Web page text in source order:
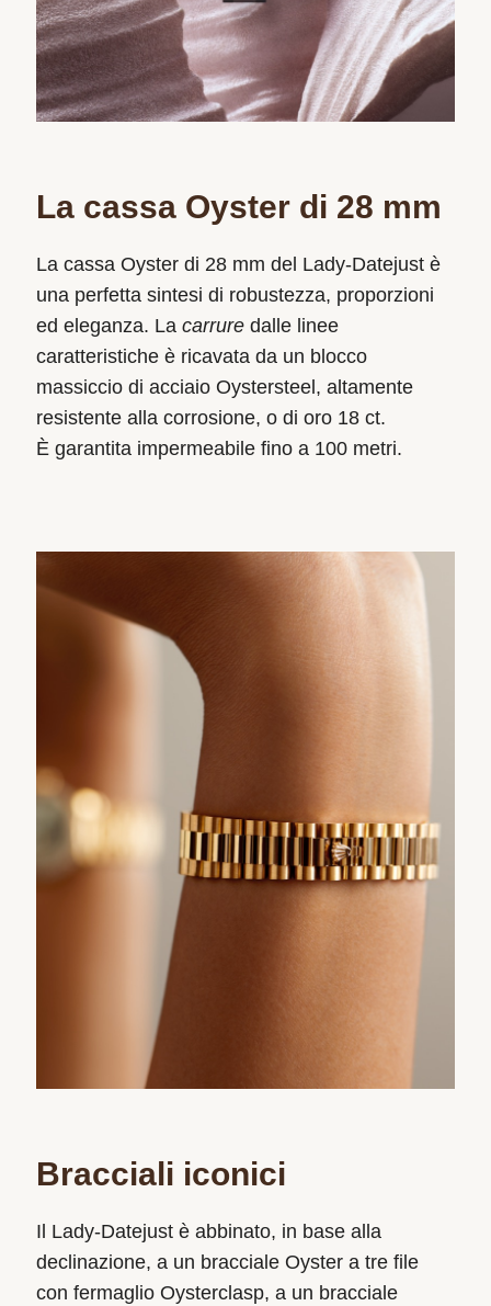
La cassa Oyster di 28 mm
La cassa Oyster di 28 mm del Lady‑Datejust è
una perfetta sintesi di robustezza, proporzioni
ed eleganza. La carruredalle linee
caratteristiche è ricavata da un blocco
massiccio di acciaio Oystersteel, altamente
resistente alla corrosione, o di oro 18 ct.
È garantita impermeabile fino a 100 metri.
Bracciali iconici
Il Lady‑Datejust è abbinato, in base alla
declinazione, a un bracciale Oyster a tre file
con fermaglio Oysterclasp, a un bracciale